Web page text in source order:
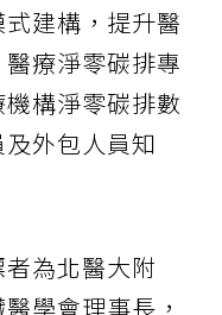
建構，提升醫
療淨零碳排專
構淨零碳排數
外包人員知
為北醫大附
學會理事長，